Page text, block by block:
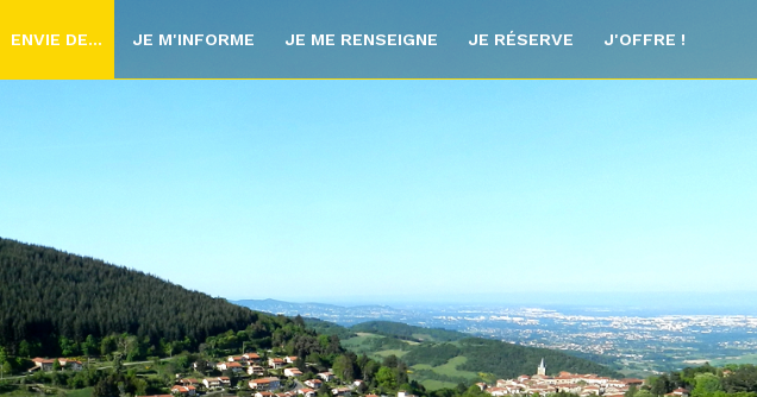
ENVIE DE... JE M'INFORME JE ME RENSEIGNE JE RÉSERVE J'OFFRE !